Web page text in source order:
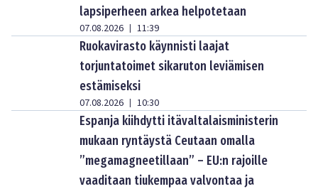
lapsiperheen arkea helpotetaan
07.08.2026 | 11:39
Ruokavirasto käynnisti laajat
torjuntatoimet sikaruton leviämisen
estämiseksi
07.08.2026 | 10:30
Espanja kiihdytti itävaltalaisministerin
mukaan ryntäystä Ceutaan omalla
”megamagneetillaan” – EU:n rajoille
vaaditaan tiukempaa valvontaa ja